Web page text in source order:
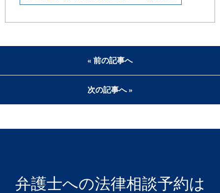
« 前の記事へ
次の記事へ »
弁護士への法律相談予約は